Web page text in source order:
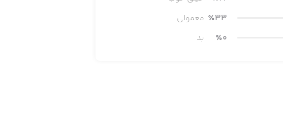
٪33
معمولی
٪0 بد